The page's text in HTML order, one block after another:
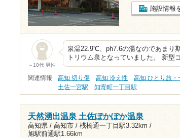
施設情報
～10代 男性
泉温22.9℃、ph7.6の湯なのであまり
トリウム泉となっていました。 新
関連情報 高知 切り傷 高知 冷え性 高知 ひとり旅・
土佐一宮駅
知寄町一丁目駅
天然湧出温泉 土佐ぽかぽか温泉
高知県 / 高知市 / 桟橋通一丁目駅3.32km /
旭駅前通駅1.66km